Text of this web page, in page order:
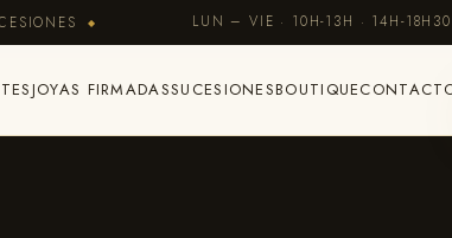
◆ LUN – VIE · 10H-13H · 14H-
JOYAS FIRMADASSUCESIONESBOUTIQUE